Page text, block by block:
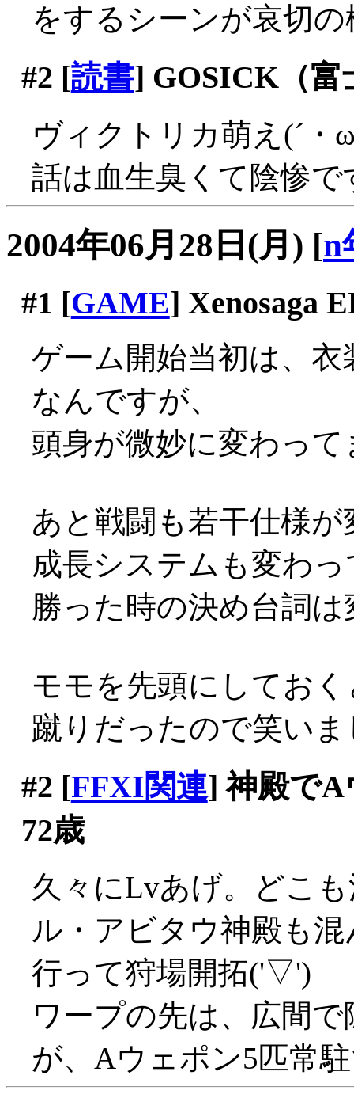
をするシーンが哀切
#2 [読書] GOSICK（富
ヴィクトリカ萌え(´・
話は血生臭くて陰惨で
2004年06月28日(月) [n
#1 [GAME] Xenosaga
ゲーム開始当初は、
なんですが、
頭身が微妙に変わって
あと戦闘も若干仕様
成長システムも変わ
勝った時の決め台詞
モモを先頭にしてお
蹴りだったので笑い
#2 [FFXI関連] 神殿で
72歳
久々にLvあげ。どこ
ル・アビタウ神殿も
行って狩場開拓('▽')
ワープの先は、広間
が、Aウェポン5匹常